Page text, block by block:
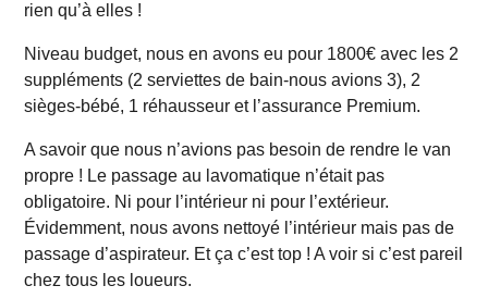
rien qu’à elles !
Niveau budget, nous en avons eu pour 1800€ avec les 2
suppléments (2 serviettes de bain-nous avions 3), 2
sièges-bébé, 1 réhausseur et l’assurance Premium.
A savoir que nous n’avions pas besoin de rendre le van
propre ! Le passage au lavomatique n’était pas
obligatoire. Ni pour l’intérieur ni pour l’extérieur.
Évidemment, nous avons nettoyé l’intérieur mais pas de
passage d’aspirateur. Et ça c’est top ! A voir si c’est pareil
chez tous les loueurs.